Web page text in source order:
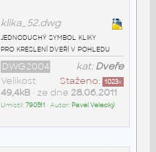
klika_52.dwg
jednoduchý symbol kliky
pro kreslení dveří v pohledu
kat:Dveře
DWG2004
Staženo: 1023x
Velikost
49,4kB• ze dne 28.06.2011
Umístil:790511 • Autor: Pavel Velecký